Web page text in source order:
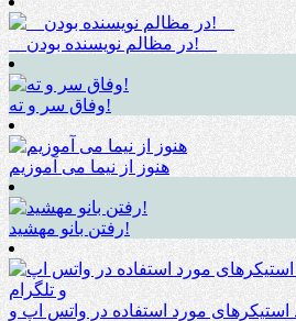
__در مظالم نویسنده بودن!__
وفاق سر و ته!
هنوز از نیما می آموزیم
رفتن بانو مهشید!
استیکرهای مورد استفاده در واتس اپ و